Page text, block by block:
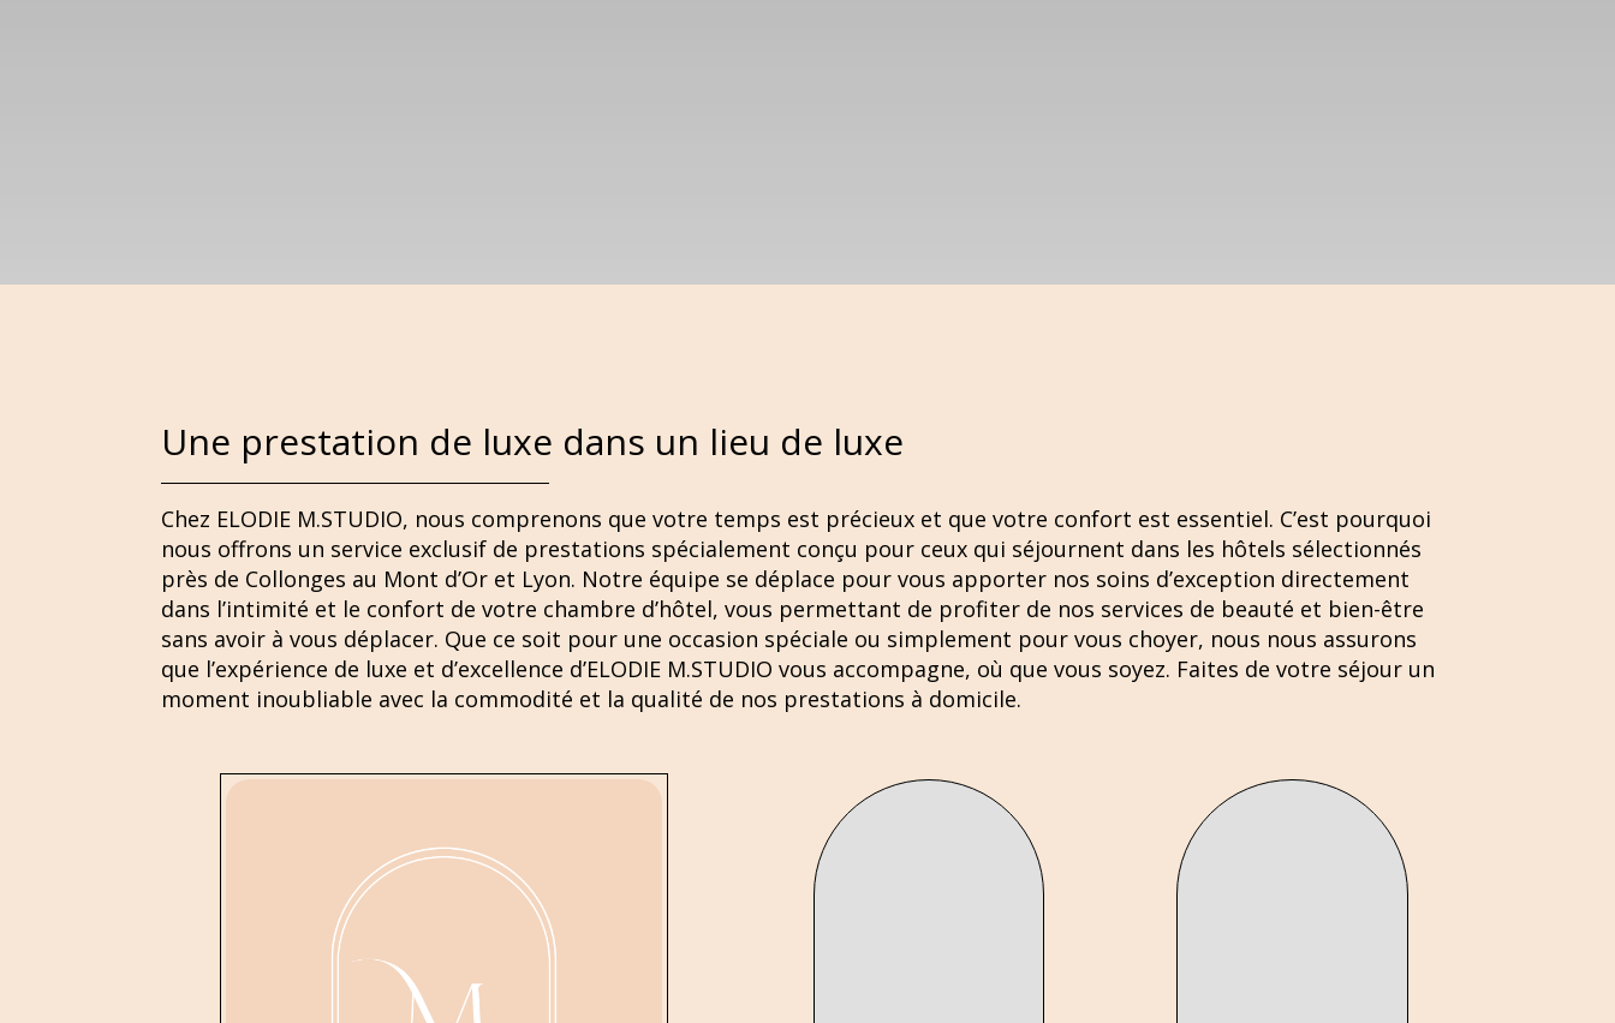
Une prestation de luxe dans un lieu de luxe
Chez ELODIE M.STUDIO, nous comprenons que votre temps est précieux et que votre confort est essentiel. C’est pourquoi
nous offrons un service exclusif de prestations spécialement conçu pour ceux qui séjournent dans les hôtels sélectionnés
près de Collonges au Mont d’Or et Lyon. Notre équipe se déplace pour vous apporter nos soins d’exception directement
dans l’intimité et le confort de votre chambre d’hôtel, vous permettant de profiter de nos services de beauté et bien-être
sans avoir à vous déplacer. Que ce soit pour une occasion spéciale ou simplement pour vous choyer, nous nous assurons
que l’expérience de luxe et d’excellence d’ELODIE M.STUDIO vous accompagne, où que vous soyez. Faites de votre séjour un
moment inoubliable avec la commodité et la qualité de nos prestations à domicile.